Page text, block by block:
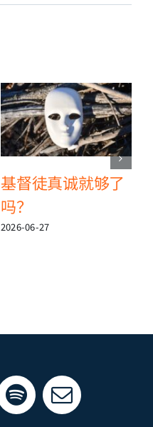
基督徒真诚就够了
吗？
2026-06-27